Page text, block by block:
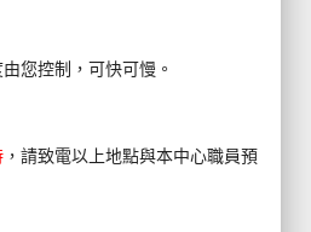
您控制，可快可慢。
，請致電以上地點與本中心職員預